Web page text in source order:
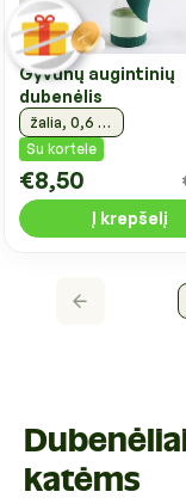
Gyvūnų augintinių
dubenėlis
žalia, 0,6 l, 9x9x25 cm
Su kortele
€8,50
Į krepšelį
katėms